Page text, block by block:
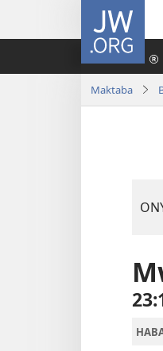
JW.ORG
Maktaba